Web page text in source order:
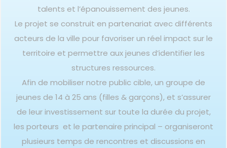
talents et l’épanouissement des jeunes.
Le projet se construit en partenariat avec différents
acteurs de la ville pour favoriser un réel impact sur le
territoire et permettre aux jeunes d’identifier les
structures ressources.
Afin de mobiliser notre public cible, un groupe de
jeunes de 14 à 25 ans (filles & garçons), et s’assurer
de leur investissement sur toute la durée du projet,
les porteurs et le partenaire principal – organiseront
plusieurs temps de rencontres et discussions en